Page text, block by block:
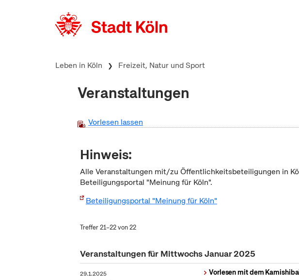
Leben in Köln Freizeit, Natur und Sport
Veranstaltungen
Vorlesen lassen
Hinweis:
Alle Veranstaltungen mit/zu Öffentlichkeitsbeteiligungen in
Beteiligungsportal "Meinung für Köln".
Beteiligungsportal "Meinung für Köln"
Treffer 21–22 von 22
Veranstaltungen für Mittwochs Januar 2025
29.1.2025
Vorlesen mit dem